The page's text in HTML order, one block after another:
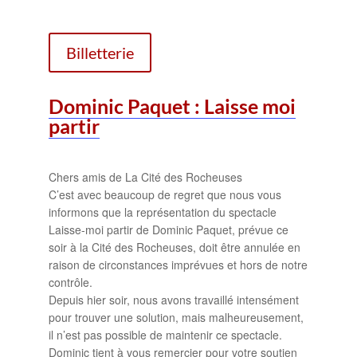
Billetterie
Dominic Paquet : Laisse moi
partir
Chers amis de La Cité des Rocheuses
C’est avec beaucoup de regret que nous vous
informons que la représentation du spectacle
Laisse-moi partir de Dominic Paquet, prévue ce
soir à la Cité des Rocheuses, doit être annulée en
raison de circonstances imprévues et hors de notre
contrôle.
Depuis hier soir, nous avons travaillé intensément
pour trouver une solution, mais malheureusement,
il n’est pas possible de maintenir ce spectacle.
Dominic tient à vous remercier pour votre soutien